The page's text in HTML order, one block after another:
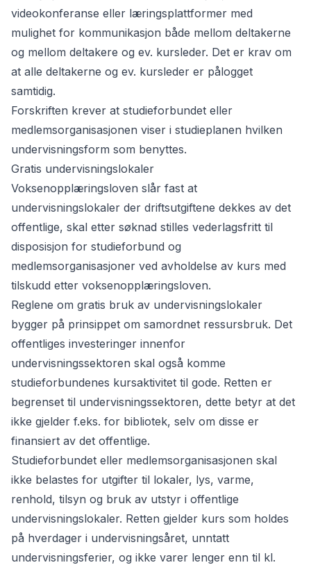
videokonferanse eller læringsplattformer med
mulighet for kommunikasjon både mellom deltakerne
og mellom deltakere og ev. kursleder. Det er krav om
at alle deltakerne og ev. kursleder er pålogget
samtidig.
Forskriften krever at studieforbundet eller
medlemsorganisasjonen viser i studieplanen hvilken
undervisningsform som benyttes.
Gratis undervisningslokaler
Voksenopplæringsloven slår fast at
undervisningslokaler der driftsutgiftene dekkes av det
offentlige, skal etter søknad stilles vederlagsfritt til
disposisjon for studieforbund og
medlemsorganisasjoner ved avholdelse av kurs med
tilskudd etter voksenopplæringsloven.
Reglene om gratis bruk av undervisningslokaler
bygger på prinsippet om samordnet ressursbruk. Det
offentliges investeringer innenfor
undervisningssektoren skal også komme
studieforbundenes kursaktivitet til gode. Retten er
begrenset til undervisningssektoren, dette betyr at det
ikke gjelder f.eks. for bibliotek, selv om disse er
finansiert av det offentlige.
Studieforbundet eller medlemsorganisasjonen skal
ikke belastes for utgifter til lokaler, lys, varme,
renhold, tilsyn og bruk av utstyr i offentlige
undervisningslokaler. Retten gjelder kurs som holdes
på hverdager i undervisningsåret, unntatt
undervisningsferier, og ikke varer lenger enn til kl.